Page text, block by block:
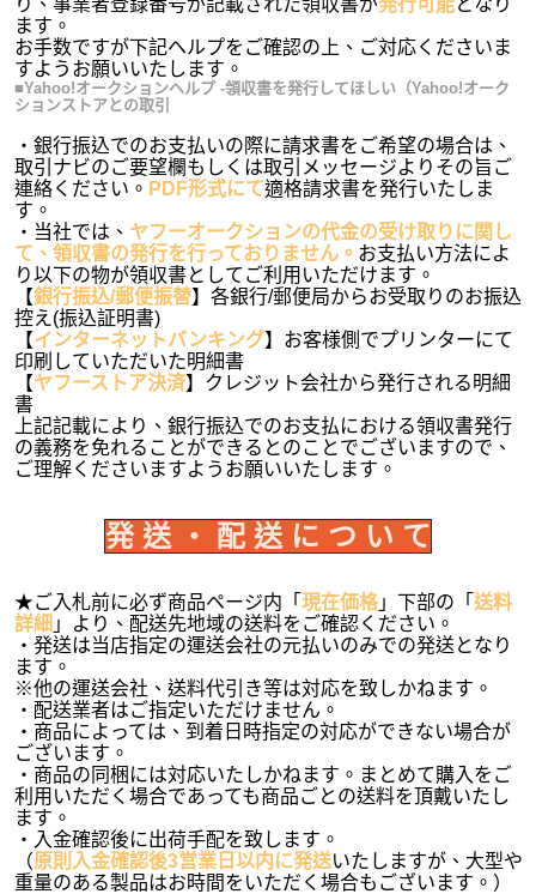
ます。
お手数ですが下記ヘルプをご確認の上、ご対応くださいま
すようお願いいたします。
■Yahoo!オークションヘルプ -領収書を発行してほしい（Yahoo!オーク
ションストアとの取引
・銀行振込でのお支払いの際に請求書をご希望の場合は、
取引ナビのご要望欄もしくは取引メッセージよりその旨ご
連絡ください。 PDF形式にて適格請求書を発行いたしま
す。
・当社では、 ヤフーオークションの代金の受け取りに関し
て、領収書の発行を行っておりません。 お支払い方法によ
り以下の物が領収書としてご利用いただけます。
【銀行振込/郵便振替】各銀行/郵便局からお受取りのお振込
控え(振込証明書)
【インターネットバンキング】お客様側でプリンターにて
印刷していただいた明細書
【ヤフーストア決済】クレジット会社から発行される明細
書
上記記載により、銀行振込でのお支払における領収書発行
の義務を免れることができるとのことでございますので、
ご理解くださいますようお願いいたします。
発 送 ・ 配 送 に つ い て
★ご入札前に必ず商品ページ内「 現在価格」下部の「 送料
詳細 」より、配送先地域の送料をご確認ください。
・発送は当店指定の運送会社の元払いのみでの発送となり
ます。
※他の運送会社、送料代引き等は対応を致しかねます。
・配送業者はご指定いただけません。
・商品によっては、到着日時指定の対応ができない場合が
ございます。
・商品の同梱には対応いたしかねます。まとめて購入をご
利用いただく場合であっても商品ごとの送料を頂戴いたし
ます。
・入金確認後に出荷手配を致します。
（原則入金確認後3営業日以内に発送いたしますが、大型や
重量のある製品はお時間をいただく場合もございます。）